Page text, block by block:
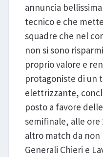
annuncia
tecnico e che
squadre che nel
non si sono
proprio valore e
protagoniste di un
elettrizzante,
posto a favore
semifinale, alle ore
altro match da non
Generali Chieri e